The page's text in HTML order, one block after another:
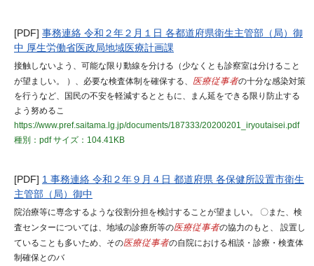
[PDF] 事務連絡 令和２年２月１日 各都道府県衛生主管部（局）御
中 厚生労働省医政局地域医療計画課
接触しないよう、可能な限り動線を分ける（少なくとも診察室は分けること
が望ましい。 ）、必要な検査体制を確保する、 医療従事者の十分な感染対策
を行うなど、国民の不安を軽減するとともに、まん延をできる限り防止する
よう努めるこ
https://www.pref.saitama.lg.jp/documents/187333/20200201_iryoutaisei.pdf
種別：pdfサイズ：104.41KB
[PDF] 1 事務連絡 令和２年９月４日 都道府県 各保健所設置市衛生
主管部（局）御中
院治療等に専念するような役割分担を検討することが望ましい。 〇また、検
査センターについては、地域の診療所等の医療従事者の協力のもと、 設置し
ていることも多いため、その医療従事者の自院における相談・診療・検査体
制確保とのバ